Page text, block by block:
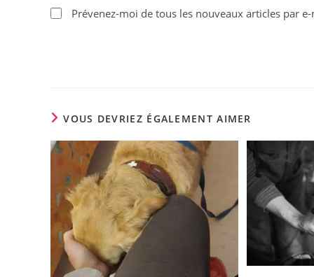
usernamePrévenez-moi de tous les nouveaux articles par
VOUS DEVRIEZ ÉGALEMENT AIMER